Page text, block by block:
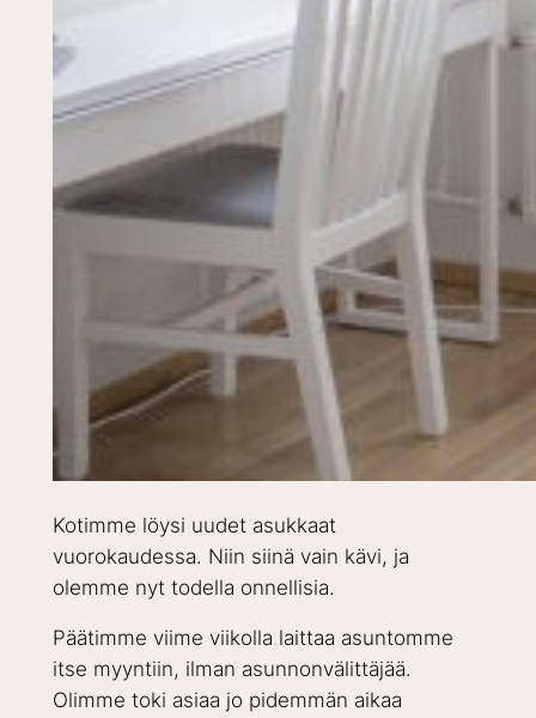
Kotimme löysi uudet asukkaat
vuorokaudessa. Niin siinä vain kävi, ja
olemme nyt todella onnellisia.
Päätimme viime viikolla laittaa asuntomme
itse myyntiin, ilman asunnonvälittäjää.
Olimme toki asiaa jo pidemmän aikaa